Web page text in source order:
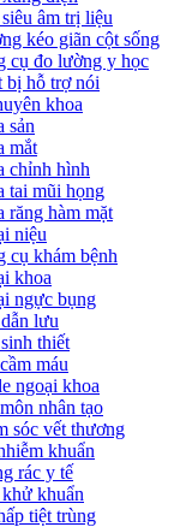
âm trị liệu
kéo giãn cột sống
cụ đo lường y học
bị hỗ trợ nói
khoa
sản
mắt
chỉnh hình
tai mũi họng
răng hàm mặt
niệu
cụ khám bệnh
khoa
ngực bụng
lưu
thiết
máu
ngoại khoa
nhân tạo
sóc vết thương
khuẩn
rác y tế
khuẩn
tiệt trùng